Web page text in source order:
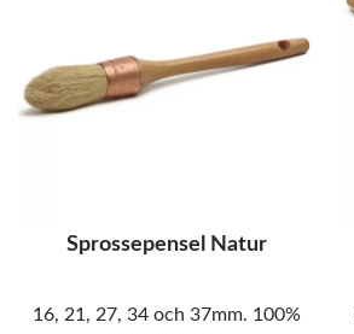
Sprossepensel Natur
16, 21, 27, 34 och 37mm. 100%